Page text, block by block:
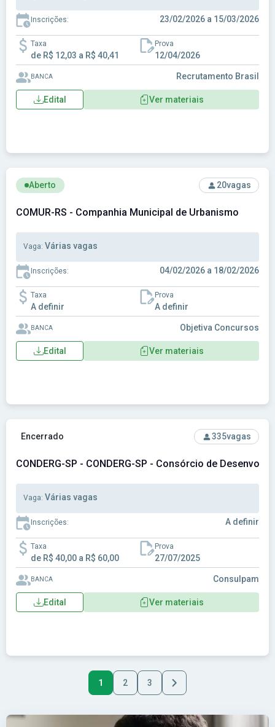
Inscrições: 23/02/2026 a 15/03/2026
Taxa
de R$ 12,03 a R$ 40,41
Prova
12/04/2026
BANCA Recrutamento Brasil
Edital Ver materiais
Ver concurso: COMUR-RS - Companhia Municipal de
Aberto 20vagas
COMUR-RS - Companhia Municipal de Urbanismo
Vaga: Várias vagas
Inscrições: 04/02/2026 a 18/02/2026
Taxa
A definir
Prova
A definir
BANCA Objetiva Concursos
Edital Ver materiais
Ver concurso: CONDERG-SP - CONDERG-SP - Consórcio
Encerrado 335vagas
CONDERG-SP - CONDERG-SP - Consórcio de
Vaga: Várias vagas
Inscrições: A definir
Taxa
de R$ 40,00 a R$ 60,00
Prova
27/07/2025
BANCA Consulpam
Edital Ver materiais
1 2 3